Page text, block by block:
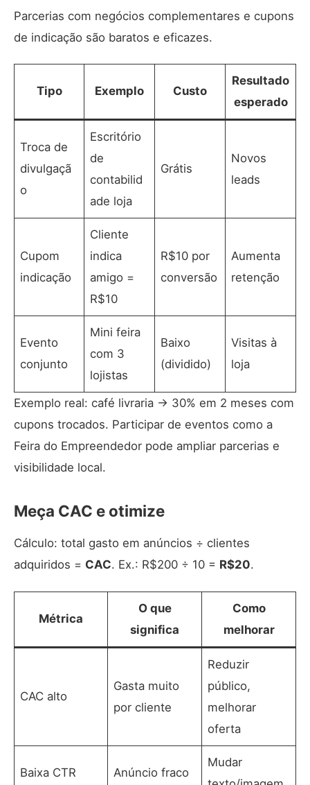
Parcerias com negócios complementares e cupons
de indicação são baratos e eficazes.
Tipo Exemplo Custo
Resultado
esperado
Troca de
divulgaçã
o
Escritório
de
contabilid
ade loja
Grátis
Novos
leads
Cupom
indicação
Cliente
indica
amigo =
R$10
R$10 por
conversão
Aumenta
retenção
Evento
conjunto
Mini feira
com 3
lojistas
Baixo
(dividido)
Visitas à
loja
Exemplo real: café livraria → 30% em 2 meses com
cupons trocados. Participar de eventos como a
Feira do Empreendedor pode ampliar parcerias e
visibilidade local.
Meça CAC e otimize
Cálculo: total gasto em anúncios ÷ clientes
adquiridos = CAC. Ex.: R$200 ÷ 10 = R$20.
Métrica
O que
significa
Como
melhorar
CAC alto
Gasta muito
por cliente
Reduzir
público,
melhorar
oferta
Baixa CTR Anúncio fraco
Mudar